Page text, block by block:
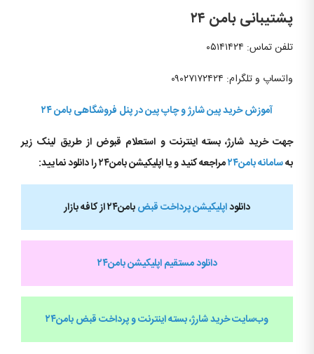
پشتیبانی بامن ۲۴
تلفن تماس: ۰۵۱۴۱۴۲۴
واتساپ و تلگرام: ۰۹۰۲۷۱۷۲۴۲۴
آموزش خرید پین شارژ و چاپ پین در پنل فروشگاهی بامن ۲۴
جهت خرید شارژ، بسته اینترنت و استعلام قبوض از طریق لینک زیر
بهسامانه بامن۲۴ مراجعه کنید و یا اپلیکیشن بامن۲۴ را دانلود نمایید:
دانلوداپلیکیشن پرداخت قبضبامن۲۴ از کافه بازار
دانلود مستقیم اپلیکیشن بامن۲۴
وب‌سایت خرید شارژ، بسته اینترنت و پرداخت قبضبامن۲۴